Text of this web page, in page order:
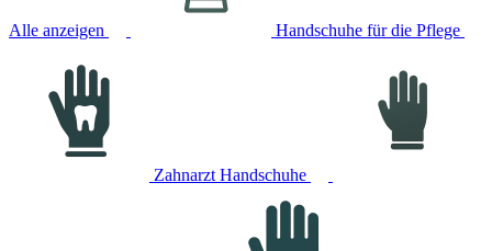
Alle anzeigen Handschuhe für die Pflege
Zahnarzt Handschuhe